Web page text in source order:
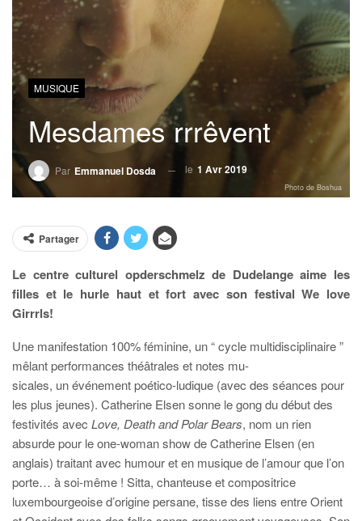
MUSIQUE
Mesdames rrrêvent
Par Emmanuel Dosda le 1 Avr 2019
Photo de Boshua
Partager
Le centre culturel opderschmelz de Dudelange aime les
filles et le hurle haut et fort avec son festival We love
Girrrls!
Une manifestation 100% féminine, un “ cycle multidisciplinaire ”
mêlant performances théâtrales et notes mu-
sicales, un événement poético-ludique (avec des séances pour
les plus jeunes). Catherine Elsen sonne le gong du début des
festivités avec Love, Death and Polar Bears, nom un rien
absurde pour le one-woman show de Catherine Elsen (en
anglais) traitant avec humour et en musique de l’amour que l’on
porte… à soi-même ! Sitta, chanteuse et compositrice
luxembourgeoise d’origine persane, tisse des liens entre Orient